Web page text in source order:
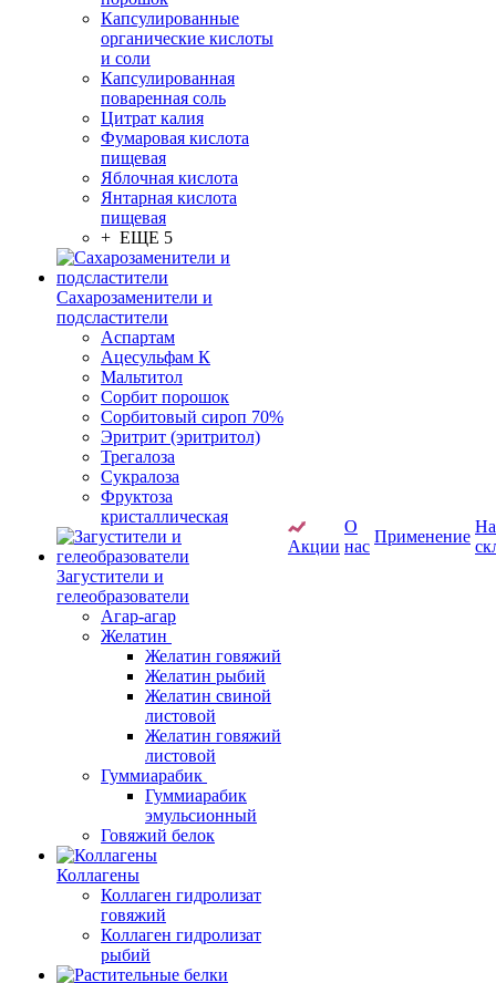
Капсулированные
органические кислоты
и соли
Капсулированная
поваренная соль
Цитрат калия
Фумаровая кислота
пищевая
Яблочная кислота
Янтарная кислота
пищевая
+ ЕЩЕ 5
Сахарозаменители и
подсластители
Аспартам
Ацесульфам К
Мальтитол
Сорбит порошок
Сорбитовый сироп 70%
Эритрит (эритритол)
Трегалоза
Сукралоза
Фруктоза
кристаллическая
Загустители и
гелеобразователи
Агар-агар
Желатин
Желатин говяжий
Желатин рыбий
Желатин свиной
листовой
Желатин говяжий
листовой
Гуммиарабик
Гуммиарабик
эмульсионный
Говяжий белок
Коллагены
Коллаген гидролизат
говяжий
Коллаген гидролизат
рыбий
Акции
О
нас
Применение